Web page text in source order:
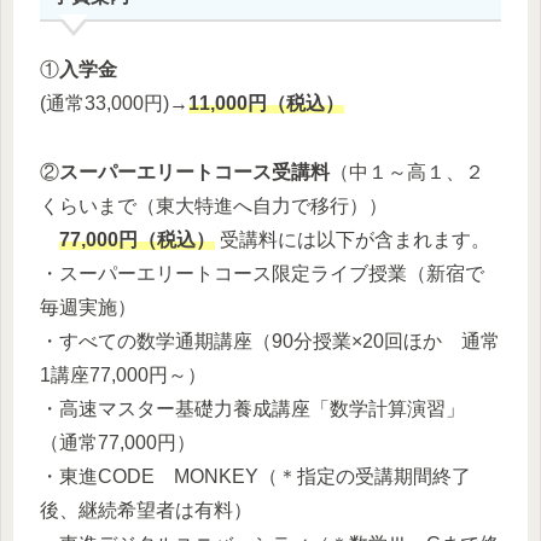
①入学金
(通常33,000円)→11,000円（税込）
②スーパーエリートコース受講料（中１～高１、２
くらいまで（東大特進へ自力で移行））
77,000円（税込） 受講料には以下が含まれます。
・スーパーエリートコース限定ライブ授業（新宿で
毎週実施）
・すべての数学通期講座（90分授業×20回ほか 通常
1講座77,000円～）
・高速マスター基礎力養成講座「数学計算演習」
（通常77,000円）
・東進CODE MONKEY（＊指定の受講期間終了
後、継続希望者は有料）